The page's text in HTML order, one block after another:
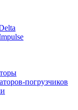
погрузчиков